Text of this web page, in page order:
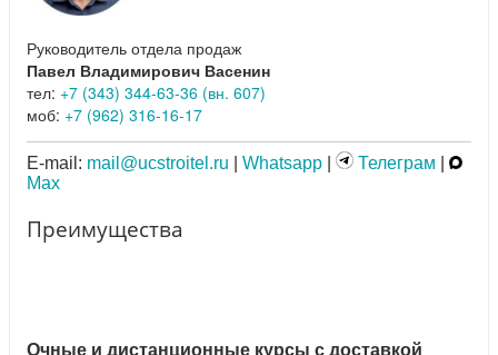
Руководитель отдела продаж
Павел Владимирович Васенин
тел: +7 (343) 344-63-36 (вн. 607)
моб: +7 (962) 316-16-17
E-mail: mail@ucstroitel.ru Whatsapp Телеграм
Max
Преимущества
Очные и дистанционные курсы с доставкой